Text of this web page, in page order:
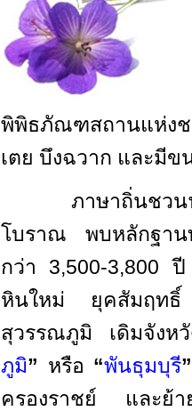
พิพิธภัณฑสถานแห่ง
เตย บึงฉวาก และมี
ภาษาถิ่นชวนฟัง
โบราณ พบหลักฐาน
กว่า 3,500-3,800
หินใหม่ ยุคสัมฤทธิ์
สุวรรณภูมิ เดิมจังห
ภูมิ” หรือ “พันธุมบุรี”
ครองราชย์ และย้า